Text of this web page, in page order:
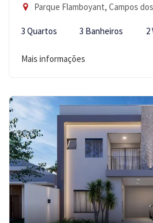
Parque Flamboyant, Campos
3 Quartos 3 Banheiros 2
Mais informações